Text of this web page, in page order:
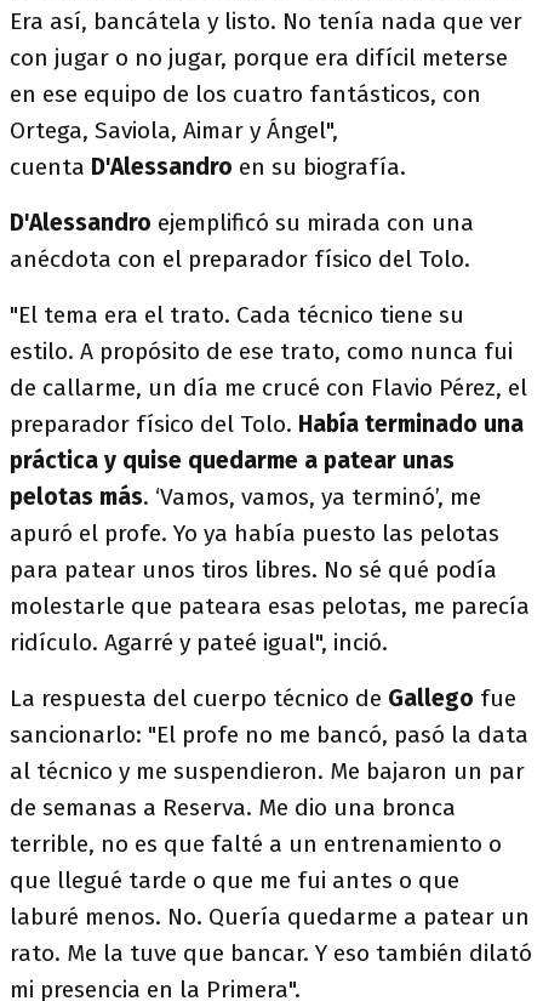
Era así, bancátela y listo. No tenía nada que ver
con jugar o no jugar, porque era difícil meterse
en ese equipo de los cuatro fantásticos, con
Ortega, Saviola, Aimar y Ángel",
cuenta D'Alessandro en su biografía.
D'Alessandro ejemplificó su mirada con una
anécdota con el preparador físico del Tolo.
"El tema era el trato. Cada técnico tiene su
estilo. A propósito de ese trato, como nunca fui
de callarme, un día me crucé con Flavio Pérez, el
preparador físico del Tolo. Había terminado una
práctica y quise quedarme a patear unas
pelotas más. ‘Vamos, vamos, ya terminó’, me
apuró el profe. Yo ya había puesto las pelotas
para patear unos tiros libres. No sé qué podía
molestarle que pateara esas pelotas, me parecía
ridículo. Agarré y pateé igual", inció.
La respuesta del cuerpo técnico de Gallego fue
sancionarlo: "El profe no me bancó, pasó la data
al técnico y me suspendieron. Me bajaron un par
de semanas a Reserva. Me dio una bronca
terrible, no es que falté a un entrenamiento o
que llegué tarde o que me fui antes o que
laburé menos. No. Quería quedarme a patear un
rato. Me la tuve que bancar. Y eso también dilató
mi presencia en la Primera".